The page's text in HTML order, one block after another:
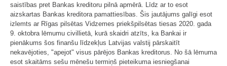
saistības pret Bankas kreditoru pilnā apmērā. Līdz ar to esot
aizskartas Bankas kreditora pamattiesības. Šis jautājums galīgi esot
izlemts ar Rīgas pilsētas Vidzemes priekšpilsētas tiesas 2020. gada
9. oktobra lēmumu civillietā, kurā skaidri atzīts, ka Bankai ir
pienākums šos finanšu līdzekļus Latvijas valstij pārskaitīt
nekavējoties, "apejot" visus pārējos Bankas kreditorus. No šā lēmuma
esot skaitāms sešu mēnešu termiņš pieteikuma iesniegšanai